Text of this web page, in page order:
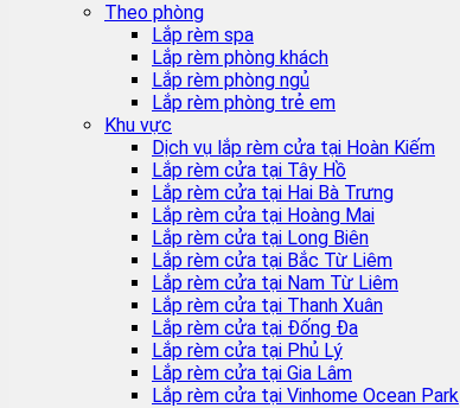
Theo phòng
Lắp rèm spa
Lắp rèm phòng khách
Lắp rèm phòng ngủ
Lắp rèm phòng trẻ em
Khu vực
Dịch vụ lắp rèm cửa tại Hoàn Kiếm
Lắp rèm cửa tại Tây Hồ
Lắp rèm cửa tại Hai Bà Trưng
Lắp rèm cửa tại Hoàng Mai
Lắp rèm cửa tại Long Biên
Lắp rèm cửa tại Bắc Từ Liêm
Lắp rèm cửa tại Nam Từ Liêm
Lắp rèm cửa tại Thanh Xuân
Lắp rèm cửa tại Đống Đa
Lắp rèm cửa tại Phủ Lý
Lắp rèm cửa tại Gia Lâm
Lắp rèm cửa tại Vinhome Ocean Park